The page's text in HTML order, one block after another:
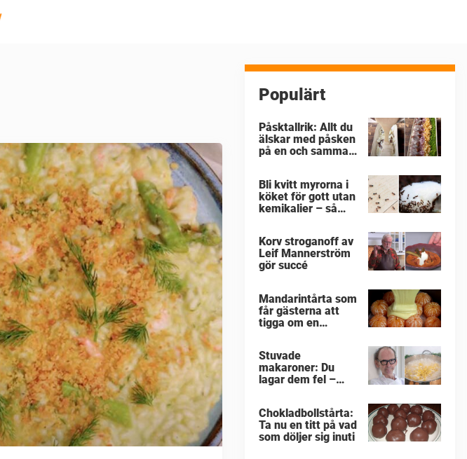
Populärt
Påsktallrik: Allt du
älskar med påsken
på en och samma
Bli kvitt myrorna i
köket för gott utan
kemikalier – så
Korv stroganoff av
Leif Mannerström
gör succé
Mandarintårta som
får gästerna att
tigga om en
Stuvade
makaroner: Du
lagar dem fel –
Chokladbollstårta:
Ta nu en titt på vad
som döljer sig inuti